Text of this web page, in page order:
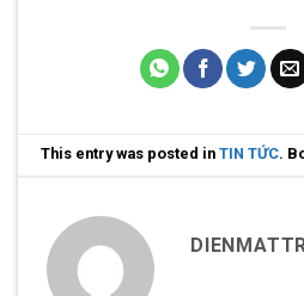
This entry was posted inTIN TỨC.